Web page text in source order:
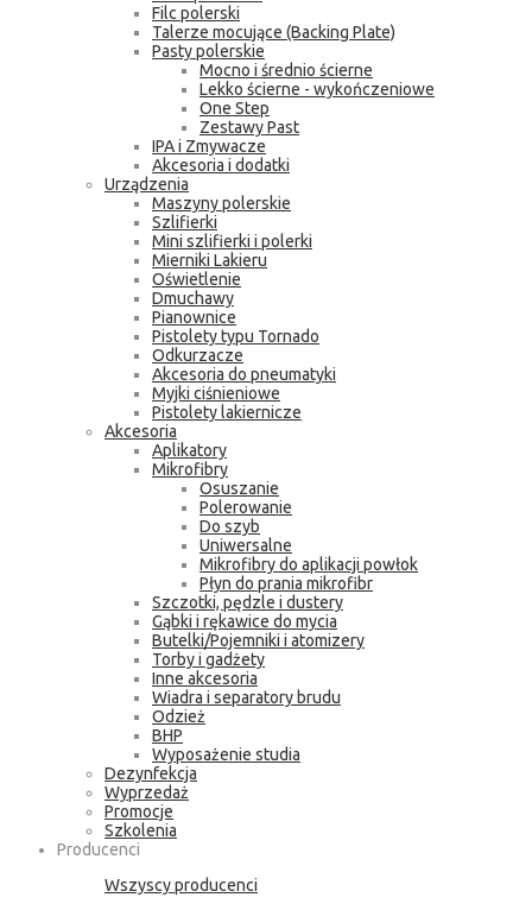
Filc polerski
Talerze mocujące (Backing Plate)
Pasty polerskie
Mocno i średnio ścierne
Lekko ścierne - wykończeniowe
One Step
Zestawy Past
IPA i Zmywacze
Akcesoria i dodatki
Urządzenia
Maszyny polerskie
Szlifierki
Mini szlifierki i polerki
Mierniki Lakieru
Oświetlenie
Dmuchawy
Pianownice
Pistolety typu Tornado
Odkurzacze
Akcesoria do pneumatyki
Myjki ciśnieniowe
Pistolety lakiernicze
Akcesoria
Aplikatory
Mikrofibry
Osuszanie
Polerowanie
Do szyb
Uniwersalne
Mikrofibry do aplikacji powłok
Płyn do prania mikrofibr
Szczotki, pędzle i dustery
Gąbki i rękawice do mycia
Butelki/Pojemniki i atomizery
Torby i gadżety
Inne akcesoria
Wiadra i separatory brudu
Odzież
BHP
Wyposażenie studia
Dezynfekcja
Wyprzedaż
Promocje
Szkolenia
Producenci
Wszyscy producenci